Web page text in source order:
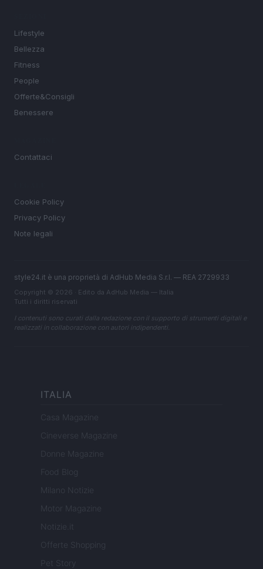
Lifestyle
Bellezza
Fitness
People
Offerte&Consigli
Benessere
Contattaci
Cookie Policy
Privacy Policy
Note legali
style24.it è una proprietà di AdHub Media S.r.l. — REA 2729933
Copyright © 2026 · Edito da AdHub Media — Italia
Tutti i diritti riservati
I contenuti sono curati dalla redazione con il supporto di strumenti digitali e
realizzati in collaborazione con autori indipendenti.
ITALIA
Casa Magazine
Cineverse Magazine
Donne Magazine
Food Blog
Milano Notizie
Motor Magazine
Notizie.it
Offerte Shopping
Pet Story